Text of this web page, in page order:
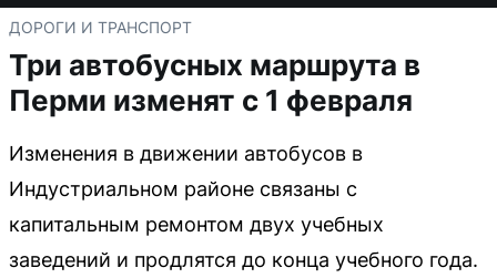
ДОРОГИ И ТРАНСПОРТ
Три автобусных маршрута в
Перми изменят с 1 февраля
Изменения в движении автобусов в
Индустриальном районе связаны с
капитальным ремонтом двух учебных
заведений и продлятся до конца учебного года.